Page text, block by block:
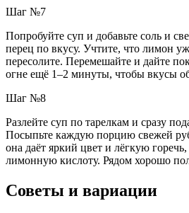
Шаг №7
Попробуйте суп и добавьте соль и
перец по вкусу. Учтите, что лимон
пересолите. Перемешайте и дайте
огне ещё 1–2 минуты, чтобы вкусы
Шаг №8
Разлейте суп по тарелкам и сразу
Посыпьте каждую порцию свежей
она даёт яркий цвет и лёгкую горечь,
лимонную кислоту. Рядом хорошо
Советы и вариации